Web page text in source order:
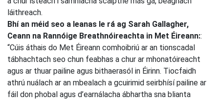
láithreach.
Bhí an méid seo a leanas le rá ag Sarah Gallagher,
Ceann na Rannóige Breathnóireachta in Met Éireann::
“Cúis áthais do Met Éireann comhoibriú ar an tionscadal
tábhachtach seo chun feabhas a chur ar mhonatóireacht
agus ar thuar pailine agus bithaerasól in Éirinn. Tiocfaidh
athrú nuálach ar an mbealach a gcuirimid seirbhísí pailine ar
fáil don phobal agus d’earnálacha ábhartha sna blianta